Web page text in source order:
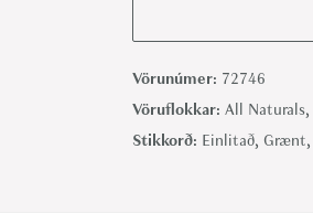
e
M
i
n
Vörunúmer: 72746
Vöruflokkar: All Naturals,
Stikkorð: Einlitað, Grænt,